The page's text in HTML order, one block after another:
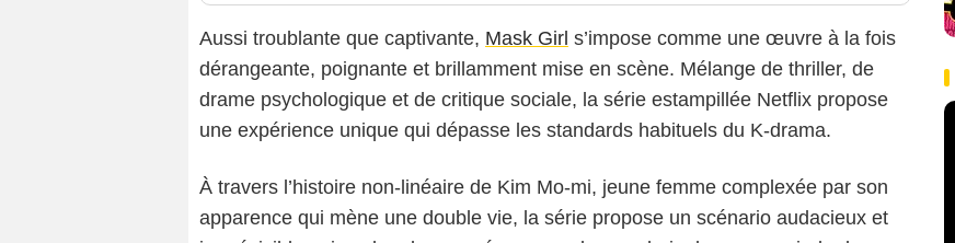
Aussi troublante que captivante, Mask Girl s’impose comme une œuvre à la fois
dérangeante, poignante et brillamment mise en scène. Mélange de thriller, de
drame psychologique et de critique sociale, la série estampillée Netflix propose
une expérience unique qui dépasse les standards habituels du K-drama.
À travers l’histoire non-linéaire de Kim Mo-mi, jeune femme complexée par son
apparence qui mène une double vie, la série propose un scénario audacieux et